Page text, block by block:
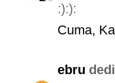
:):):
Cuma,
ebru